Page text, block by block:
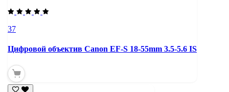
37
Цифровой объектив Canon EF-S 18-55mm 3.5-5.6 IS